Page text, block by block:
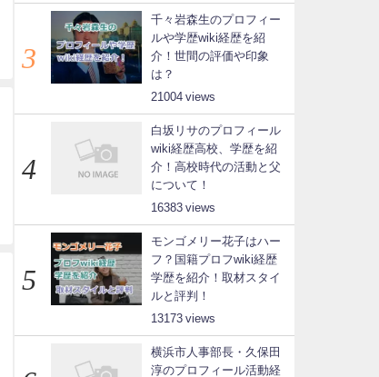
千々岩森生のプロフィー
ルや学歴wiki経歴を紹
介！世間の評価や印象
は？
21004
白坂リサのプロフィール
wiki経歴高校、学歴を紹
介！高校時代の活動と父
について！
16383
モンゴメリー花子はハー
フ？国籍プロフwiki経歴
学歴を紹介！取材スタイ
ルと評判！
13173
横浜市人事部長・久保田
淳のプロフィール活動経